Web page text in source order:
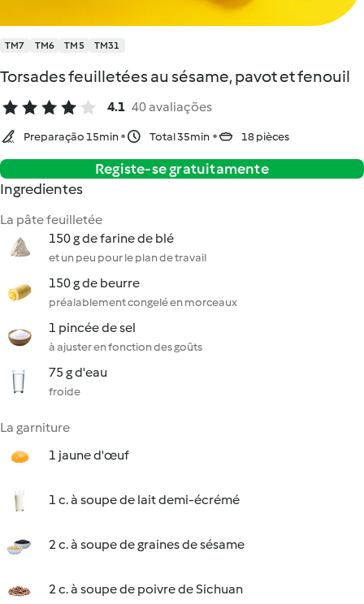
TM7 TM6 TM5 TM31
Torsades feuilletées au sésame, pavot et fenouil
4.1 40 avaliações
Preparação 15min Total 35min 18 pièces
Registe-se gratuitamente
Ingredientes
La pâte feuilletée
150 g de farine de blé
et un peu pour le plan de travail
150 g de beurre
préalablement congelé en morceaux
1 pincée de sel
à ajuster en fonction des goûts
75 g d'eau
froide
La garniture
1 jaune d'œuf
1 c. à soupe de lait demi-écrémé
2 c. à soupe de graines de sésame
2 c. à soupe de poivre de Sichuan